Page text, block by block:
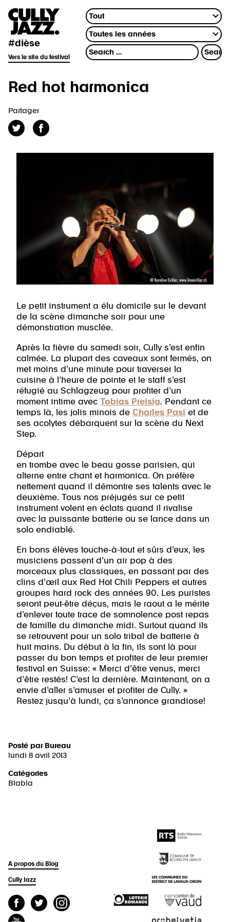
#dièse
Vers le site du festival
Red hot harmonica
Partager
Le petit instrument a élu domicile sur le devant
de la scène dimanche soir pour une
démonstration musclée.
Après la fièvre du samedi soir, Cully s’est enfin
calmée. La plupart des caveaux sont fermés, on
met moins d’une minute pour traverser la
cuisine à l’heure de pointe et le staff s’est
réfugié au Schlagzeug pour profiter d’un
moment intime avec
Tobias Preisig. Pendant ce
temps là, les jolis minois de Charles Pasi et de
ses acolytes débarquent sur la scène du Next
Step.
Départ
en trombe avec le beau gosse parisien, qui
alterne entre chant et harmonica. On préfère
nettement quand il démontre ses talents avec le
deuxième. Tous nos préjugés sur ce petit
instrument volent en éclats quand il rivalise
avec la puissante batterie ou se lance dans un
solo endiablé.
En bons élèves touche-à-tout et sûrs d’eux, les
musiciens passent d’un air pop à des
morceaux plus classiques, en passant par des
clins d’œil aux Red Hot Chili Peppers et autres
groupes hard rock des années 90. Les puristes
seront peut-être déçus, mais le raout a le mérite
d’enlever toute trace de somnolence post repas
de famille du dimanche midi. Surtout quand ils
se retrouvent pour un solo tribal de batterie à
huit mains. Du début à la fin, ils sont là pour
passer du bon temps et profiter de leur premier
festival en Suisse: « Merci d’être venus, merci
d’être restés! C’est la dernière. Maintenant, on a
envie d’aller s’amuser et profiter de Cully. »
Restez jusqu’à lundi, ça s’annonce grandiose!
Posté par Bureau
lundi 8 avril 2013
Catégories
Blabla
A propos du Blog
Cully Jazz